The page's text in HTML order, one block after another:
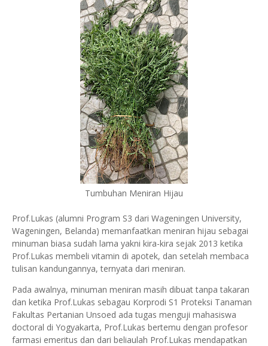
Tumbuhan Meniran Hijau
Prof.Lukas (alumni Program S3 dari Wageningen University,
Wageningen, Belanda) memanfaatkan meniran hijau sebagai
minuman biasa sudah lama yakni kira-kira sejak 2013 ketika
Prof.Lukas membeli vitamin di apotek, dan setelah membaca
tulisan kandungannya, ternyata dari meniran.
Pada awalnya, minuman meniran masih dibuat tanpa takaran
dan ketika Prof.Lukas sebagau Korprodi S1 Proteksi Tanaman
Fakultas Pertanian Unsoed ada tugas menguji mahasiswa
doctoral di Yogyakarta, Prof.Lukas bertemu dengan profesor
farmasi emeritus dan dari beliaulah Prof.Lukas mendapatkan